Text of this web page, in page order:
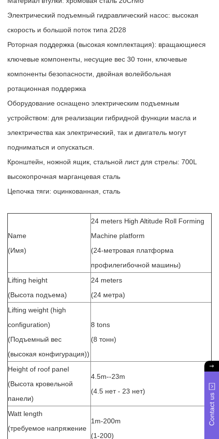
Электрический подъемный гидравлический насос: высокая
скорость и большой поток типа 2D28
Роторная поддержка (высокая комплектация): вращающиеся
ключевые компоненты, несущие вес 30 тонн, ключевые
компоненты безопасности, двойная волейбольная
ротационная поддержка
Оборудование оснащено электрическим подъемным
устройством: для реализации гибридной функции масла и
электричества как электрический, так и двигатель могут
подниматься и опускаться.
Кронштейн, ножной ящик, стальной лист для стрелы: 700L
высокопрочная марганцевая сталь
Цепочка тяги: оцинкованная, сталь
Name
(Имя)
24 meters High Altitude Roll Forming
Machine platform
(24-метровая платформа
профилегибочной машины)
Lifting height
(Высота подъема)
24 meters
(24 метра)
Lifting weight (high
configuration)
(Подъемный вес
(высокая конфигурация))
8 tons
(8 тонн)
Height of roof panel
(Высота кровельной
панели)
4.5m--23m
(4.5 нет - 23 нет)
Watt length
(требуемое напряжение
1m-200m
(1-200)
Contact us